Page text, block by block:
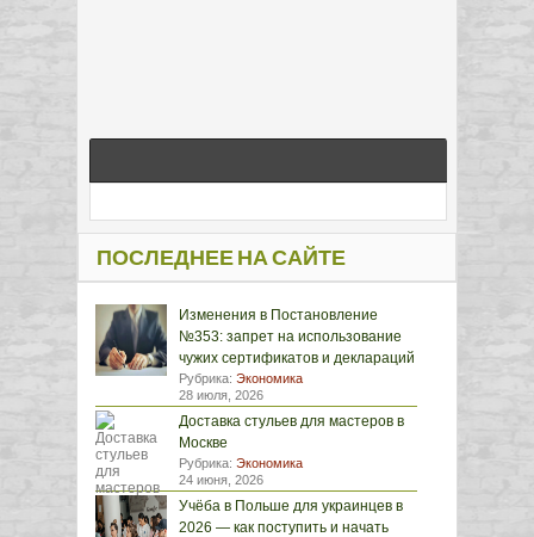
ПОСЛЕДНЕЕ НА САЙТЕ
Изменения в Постановление
№353: запрет на использование
чужих сертификатов и деклараций
Рубрика: Экономика
28 июля, 2026
Доставка стульев для мастеров в
Москве
Рубрика: Экономика
24 июня, 2026
Учёба в Польше для украинцев в
2026 — как поступить и начать